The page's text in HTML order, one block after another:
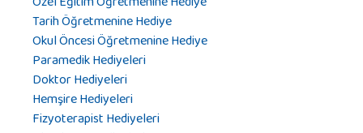
Tarih Öğretmenine Hediye
Okul Öncesi Öğretmenine Hediye
Paramedik Hediyeleri
Doktor Hediyeleri
Hemşire Hediyeleri
Fizyoterapist Hediyeleri